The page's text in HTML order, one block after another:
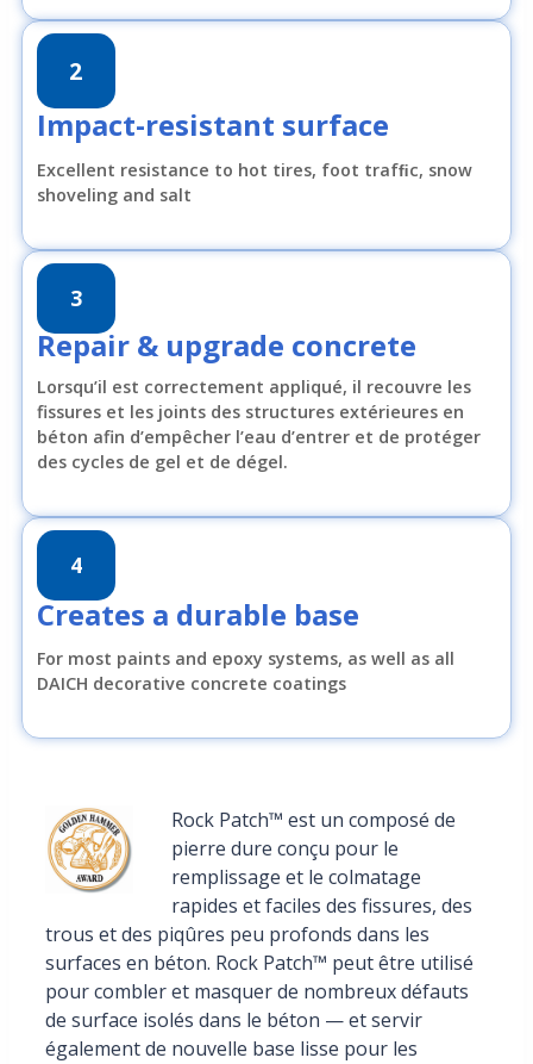
2
Impact-resistant surface
Excellent resistance to hot tires, foot trafﬁc, snow
shoveling and salt
3
Repair & upgrade concrete
Lorsqu’il est correctement appliqué, il recouvre les
fissures et les joints des structures extérieures en
béton afin d’empêcher l’eau d’entrer et de protéger
des cycles de gel et de dégel.
4
Creates a durable base
For most paints and epoxy systems, as well as all
DAICH decorative concrete coatings
Rock Patch™ est un composé de
pierre dure conçu pour le
remplissage et le colmatage
rapides et faciles des fissures, des
trous et des piqûres peu profonds dans les
surfaces en béton. Rock Patch™ peut être utilisé
pour combler et masquer de nombreux défauts
de surface isolés dans le béton — et servir
également de nouvelle base lisse pour les